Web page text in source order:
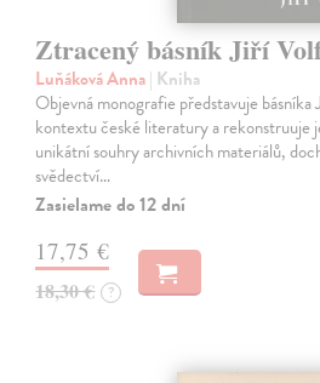
Ztracený básník Jiří
Luňáková Anna| Kniha
Objevná monografie představuje
kontextu české literatury a rekonstruuje
unikátní souhry archivních materiálů,
svědectví…
Zasielame do 12 dní
17,75 €
18,30 € ?